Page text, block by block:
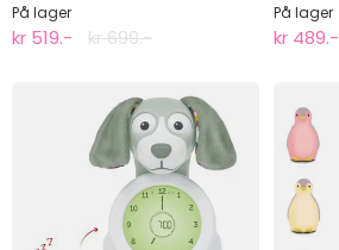
På lager
kr 519.- kr 699.-
På lager
kr 489.-